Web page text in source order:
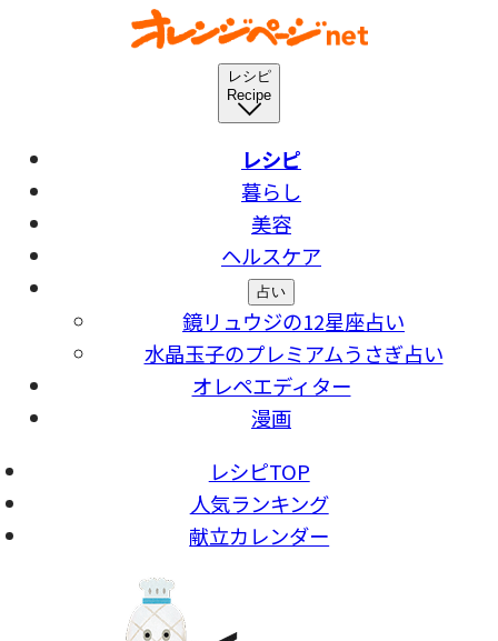
レシピ
Recipe
レシピ
暮らし
美容
ヘルスケア
占い
鏡リュウジの12星座占い
水晶玉子のプレミアムうさぎ占い
オレペエディター
漫画
レシピTOP
人気ランキング
献立カレンダー